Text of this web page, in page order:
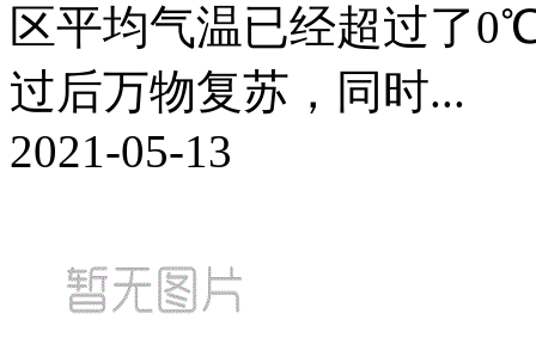
区平均气温已经超过了
过后万物复苏，同时...
2021-05-13